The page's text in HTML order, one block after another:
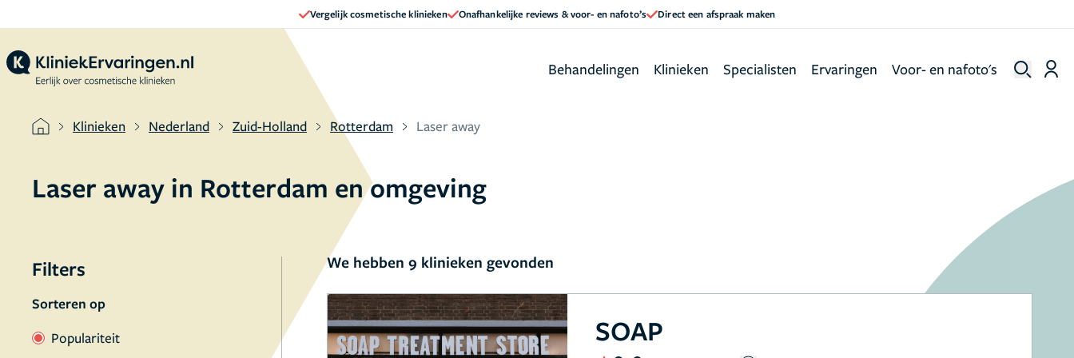
Vergelijk cosmetische klinieken Onafhankelijke reviews & voor- en nafoto’s Direct een afspraak maken
Behandelingen Klinieken Specialisten Ervaringen Voor- en nafoto's
Klinieken Nederland Zuid-Holland Rotterdam Laser away
Laser away in Rotterdam en omgeving
Filters
Sorteren op
Populariteit
We hebben 9 klinieken gevonden
SOAP